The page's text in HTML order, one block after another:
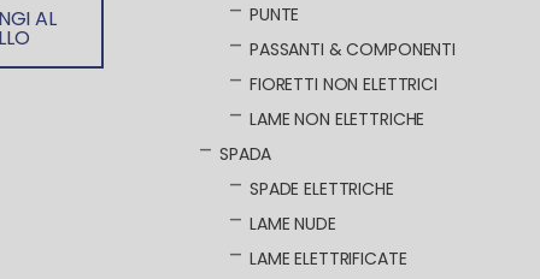
AL
PUNTE
PASSANTI & COMPONENTI
FIORETTI NON ELETTRICI
LAME NON ELETTRICHE
SPADA
SPADE ELETTRICHE
LAME NUDE
LAME ELETTRIFICATE